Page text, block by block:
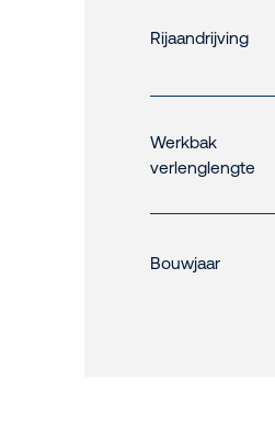
Rijaandrijving
Werkbak
verlenglengte
Bouwjaar